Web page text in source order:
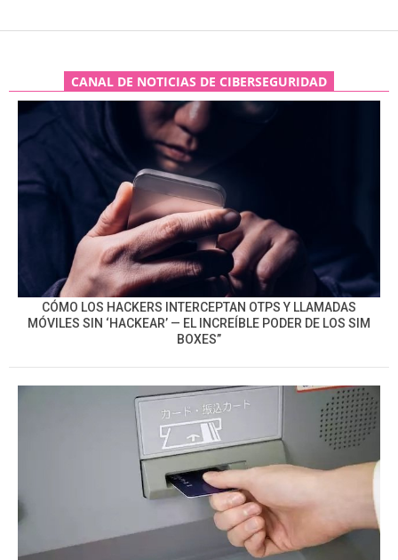
CANAL DE NOTICIAS DE CIBERSEGURIDAD
CÓMO LOS HACKERS INTERCEPTAN OTPS Y LLAMADAS
MÓVILES SIN ‘HACKEAR’ — EL INCREÍBLE PODER DE LOS SIM
BOXES”